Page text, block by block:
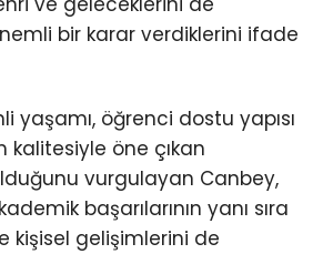
bir karar verdiklerini ifade
yaşamı, öğrenci dostu yapısı
kalitesiyle öne çıkan
vurgulayan Canbey,
başarılarının yanı sıra
kişisel gelişimlerini de